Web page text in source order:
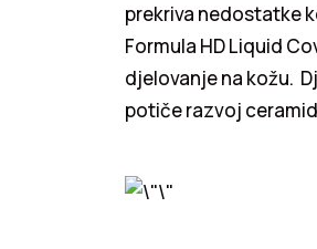
prekriva nedostatke
Formula HD Liquid
djelovanje na kožu.
potiče razvoj